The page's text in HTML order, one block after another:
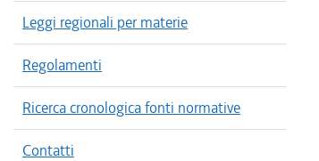
Leggi regionali per materie
Regolamenti
Ricerca cronologica fonti normative
Contatti